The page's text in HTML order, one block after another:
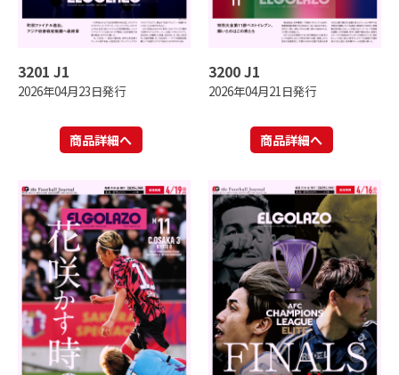
3201 J1
2026年04月23日発行
商品詳細へ
3200 J1
2026年04月21日発行
商品詳細へ